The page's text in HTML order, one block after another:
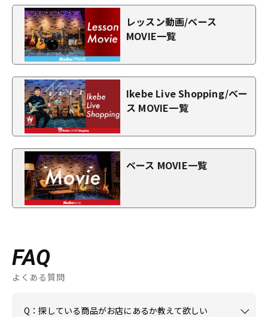
レッスン動画/ベース
MOVIE一覧
Ikebe Live Shopping/ベー
ス MOVIE一覧
ベース MOVIE一覧
FAQ
よくある質問
Q：探している商品がお店にあるか教えて欲しい